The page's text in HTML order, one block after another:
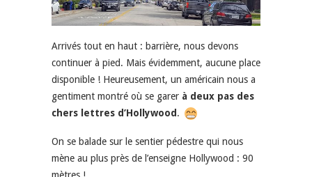
Arrivés tout en haut : barrière, nous devons
continuer à pied. Mais évidemment, aucune place
disponible ! Heureusement, un américain nous a
gentiment montré où se garer à deux pas des
chers lettres d’Hollywood .
On se balade sur le sentier pédestre qui nous
mène au plus près de l’enseigne Hollywood : 90
mètres !